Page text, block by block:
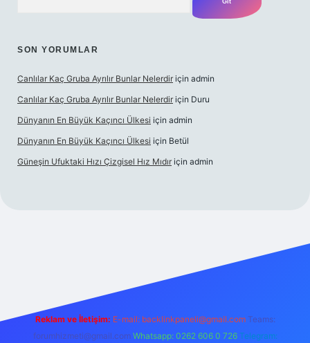
SON YORUMLAR
Canlılar Kaç Gruba Ayrılır Bunlar Nelerdir için admin
Canlılar Kaç Gruba Ayrılır Bunlar Nelerdir için Duru
Dünyanın En Büyük Kaçıncı Ülkesi için admin
Dünyanın En Büyük Kaçıncı Ülkesi için Betül
Güneşin Ufuktaki Hızı Çizgisel Hız Mıdır için admin
Reklam ve İletişim: E-mail: backlinkpaneli@gmail.com Teams:
forumhizmeti@gmail.com Whatsapp: 0262 606 0 726 Telegram: